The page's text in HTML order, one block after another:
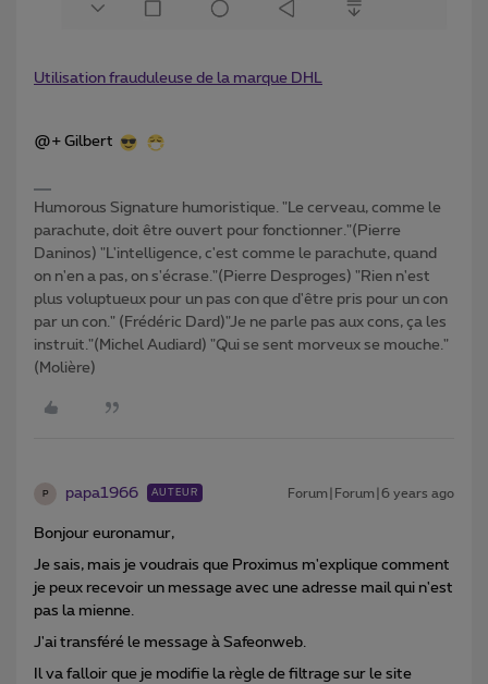
Utilisation frauduleuse de la marque DHL
@+ Gilbert
Humorous Signature humoristique. "Le cerveau, comme le
parachute, doit être ouvert pour fonctionner."(Pierre
Daninos) "L'intelligence, c'est comme le parachute, quand
on n'en a pas, on s'écrase."(Pierre Desproges) "Rien n'est
plus voluptueux pour un pas con que d'être pris pour un con
par un con." (Frédéric Dard)"Je ne parle pas aux cons, ça les
instruit."(Michel Audiard) "Qui se sent morveux se mouche."
(Molière)
P papa1966 AUTEUR Forum|Forum|6 years ago
Bonjour euronamur,
Je sais, mais je voudrais que Proximus m'explique comment
je peux recevoir un message avec une adresse mail qui n'est
pas la mienne.
J'ai transféré le message à Safeonweb.
Il va falloir que je modifie la règle de filtrage sur le site